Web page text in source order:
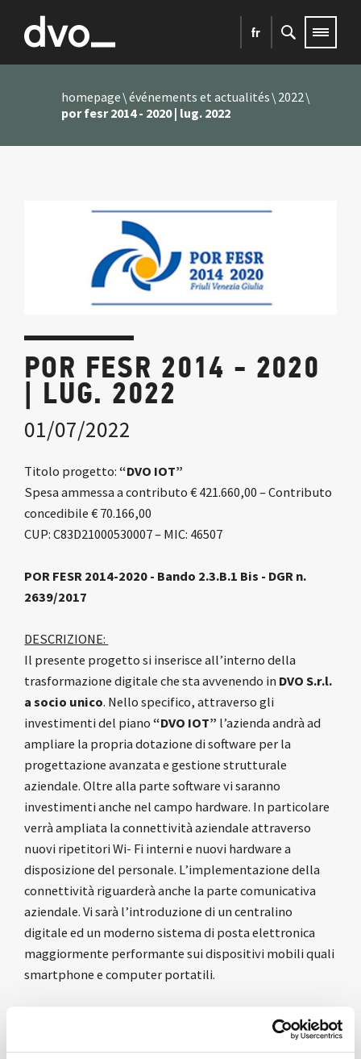
fr
homepage événements et actualités 2022
por fesr 2014 - 2020 | lug. 2022
POR FESR 2014 - 2020
| LUG. 2022
01/07/2022
Titolo progetto: “DVO IOT”
Spesa ammessa a contributo € 421.660,00 – Contributo
concedibile € 70.166,00
CUP: C83D21000530007 – MIC: 46507
POR FESR 2014-2020 - Bando 2.3.B.1 Bis - DGR n.
2639/2017
DESCRIZIONE:
Il presente progetto si inserisce all’interno della
trasformazione digitale che sta avvenendo in DVO S.r.l.
a socio unico. Nello specifico, attraverso gli
investimenti del piano “DVO IOT” l’azienda andrà ad
ampliare la propria dotazione di software per la
progettazione avanzata e gestione strutturale
aziendale. Oltre alla parte software vi saranno
investimenti anche nel campo hardware. In particolare
verrà ampliata la connettività aziendale attraverso
nuovi ripetitori Wi- Fi interni e nuovi hardware a
disposizione del personale. L’implementazione della
connettività riguarderà anche la parte comunicativa
aziendale. Vi sarà l’introduzione di un centralino
digitale ed un moderno sistema di posta elettronica
maggiormente performante sui dispositivi mobili quali
smartphone e computer portatili.